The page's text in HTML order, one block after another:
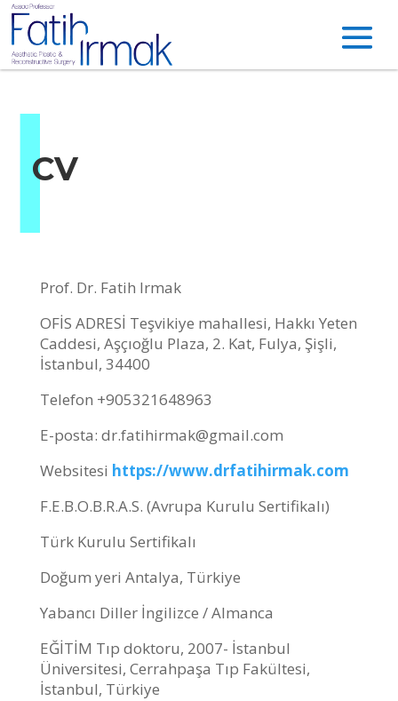
CV
Prof. Dr. Fatih Irmak
OFİS ADRESİ Teşvikiye mahallesi, Hakkı Yeten
Caddesi, Aşçıoğlu Plaza, 2. Kat, Fulya, Şişli,
İstanbul, 34400
Telefon +905321648963
E-posta: dr.fatihirmak@gmail.com
Websitesi https://www.drfatihirmak.com
F.E.B.O.B.R.A.S. (Avrupa Kurulu Sertifikalı)
Türk Kurulu Sertifikalı
Doğum yeri Antalya, Türkiye
Yabancı Diller İngilizce / Almanca
EĞİTİM Tıp doktoru, 2007- İstanbul
Üniversitesi, Cerrahpaşa Tıp Fakültesi,
İstanbul, Türkiye